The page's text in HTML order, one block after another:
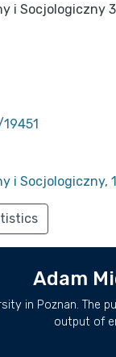
i Socjologiczny
i Socjologiczny,
Adam
in Poznan.
output of